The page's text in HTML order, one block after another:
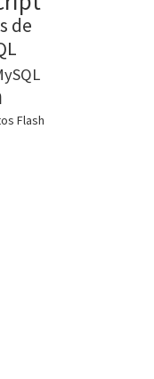
de
Flash